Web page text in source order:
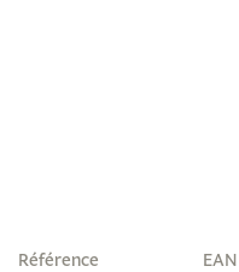
Référence EAN